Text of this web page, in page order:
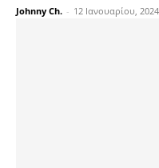
Johnny Ch. - 12 Ιανουαρίου, 2024